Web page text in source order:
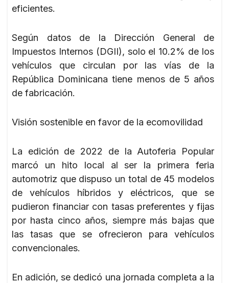
eficientes.
Según datos de la Dirección General de
Impuestos Internos (DGII), solo el 10.2% de los
vehículos que circulan por las vías de la
República Dominicana tiene menos de 5 años
de fabricación.
Visión sostenible en favor de la ecomovilidad
La edición de 2022 de la Autoferia Popular
marcó un hito local al ser la primera feria
automotriz que dispuso un total de 45 modelos
de vehículos híbridos y eléctricos, que se
pudieron financiar con tasas preferentes y fijas
por hasta cinco años, siempre más bajas que
las tasas que se ofrecieron para vehículos
convencionales.
En adición, se dedicó una jornada completa a la